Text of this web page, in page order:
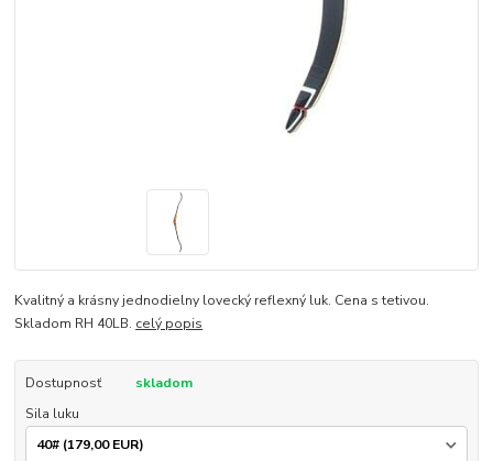
Kvalitný a krásny jednodielny lovecký reflexný luk. Cena s tetivou.
Skladom RH 40LB. celý popis
Dostupnosť
skladom
Sila luku